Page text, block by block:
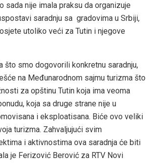
sada nije imala praksu da organizuje
saradnju sa gradovima u Srbiji,
utoliko veći za Tutin i njegove
što smo dogovorili konkretnu saradnju,
na Međunarodnom sajmu turizma što
za opštinu Tutin koja ima veoma
koja sa druge strane nije u
i eksploatisana. Biće ovo veliki
turizma. Zahvaljujući svim
i aktivnostima ova saradnja će biti
je Ferizović Berović za RTV Novi